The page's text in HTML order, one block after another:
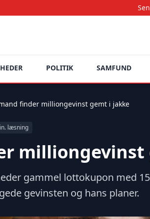
Seneste
POLITIK SAMFUND
finder milliongevinst gemt i jakke
læsning
gammel lottokupon med
gevinsten og hans planer.